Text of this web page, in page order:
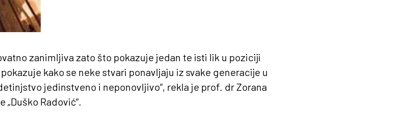
zanimljiva zato što pokazuje jedan te isti lik u poziciji
kako se neke stvari ponavljaju iz svake generacije u
jedinstveno i neponovljivo“, rekla je prof. dr Zorana
„Duško Radović“.